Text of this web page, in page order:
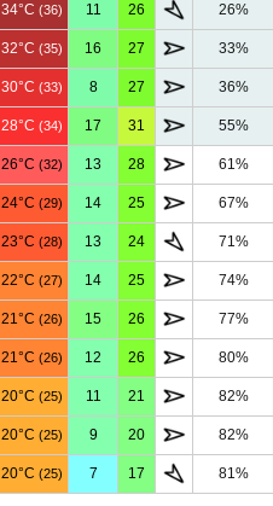
34°C (36) 11 26 26%
32°C (35) 16 27 33%
30°C (33) 8 27 36%
28°C (34) 17 31 55%
26°C (32) 13 28 61%
24°C (29) 14 25 67%
23°C (28) 13 24 71%
22°C (27) 14 25 74%
21°C (26) 15 26 77%
21°C (26) 12 26 80%
20°C (25) 11 21 82%
20°C (25) 9 20 82%
20°C (25) 7 17 81%